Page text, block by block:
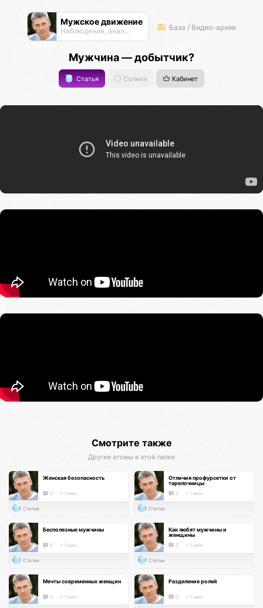
Мужское движение
Наблюдения, анализ, обсуждения База / Видео-архив
Мужчина — добытчик?
Статья Солики Кабинет
Смотрите также
Другие атомы в этой папке
Женская безопасность
0 < 1 мин.
Статья
Отличия профурсетки от
тарелочницы
0 < 1 мин.
Статья
Бесполезные мужчины
0 < 1 мин.
Статья
Как любят мужчины и
женщины
0 < 1 мин.
Статья
Мечты современных женщин
0 < 1 мин.
Разделение ролей
0 < 1 мин.